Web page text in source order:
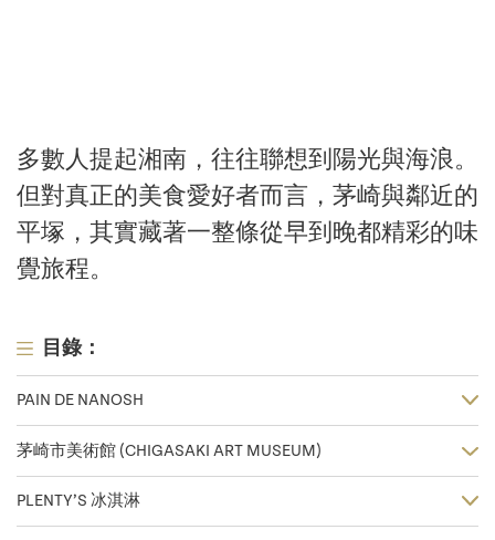
多數人提起湘南，往往聯想到陽光與海浪。
但對真正的美食愛好者而言，茅崎與鄰近的
平塚，其實藏著一整條從早到晚都精彩的味
覺旅程。
目錄：
PAIN DE NANOSH
茅崎市美術館 (CHIGASAKI ART MUSEUM)
PLENTY’S 冰淇淋